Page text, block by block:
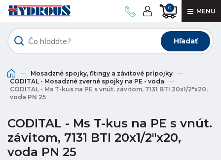
0 MENU
Hľadať
Mosadzné spojky, fitingy a závitové prípojky
CODITAL - Mosadzné zverné spojky na PE - voda
CODITAL - Ms T-kus na PE s vnút. závitom, 7131 BTI 20x1/2"x20,
voda PN 25
CODITAL - Ms T-kus na PE s vnút.
závitom, 7131 BTI 20x1/2"x20,
voda PN 25